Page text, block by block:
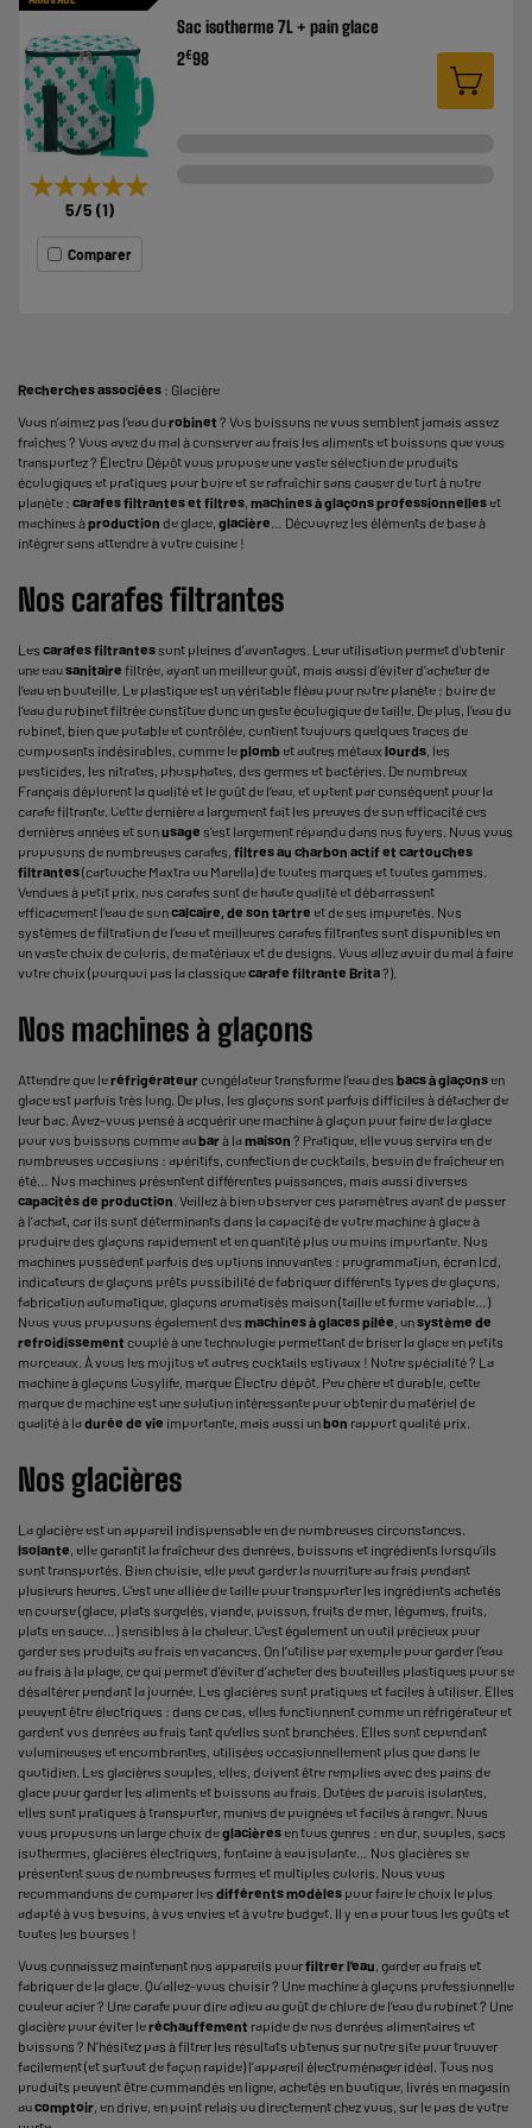
★★★★★
★★★★★
5/5 (1)
Comparer
Sac isotherme 7L + pain glace
2€98
Recherches associées : Glacière
Vous n’aimez pas l’eau durobinet ? Vos boissons ne vous semblent jamais assez
fraîches ? Vous avez du mal à conserver au frais les aliments et boissons que vous
transportez ? Électro Dépôt vous propose une vaste sélection de produits
écologiques et pratiques pour boire et se rafraîchir sans causer de tort à notre
planète : carafes filtrantes et filtres, machines à glaçons professionnelleset
machines àproduction de glace, glacière… Découvrez les éléments de base à
intégrer sans attendre à votre cuisine !
Nos carafes filtrantes
Les carafes filtrantessont pleines d’avantages. Leur utilisation permet d’obtenir
une eausanitaire filtrée, ayant un meilleur goût, mais aussi d’éviter d’acheter de
l’eau en bouteille. Le plastique est un véritable fléau pour notre planète : boire de
l’eau du robinet filtrée constitue donc un geste écologique de taille. De plus, l’eau du
robinet, bien que potable et contrôlée, contient toujours quelques traces de
composants indésirables, comme leplombet autres métaux lourds, les
pesticides, les nitrates, phosphates, des germes et bactéries. De nombreux
Français déplorent la qualité et le goût de l’eau, et optent par conséquent pour la
carafe filtrante. Cette dernière a largement fait les preuves de son efficacité ces
dernières années et sonusage s’est largement répandu dans nos foyers. Nous vous
proposons de nombreuses carafes, filtres au charbon actif et cartouches
filtrantes(cartouche Maxtra ou Marella) de toutes marques et toutes gammes.
Vendues à petit prix, nos carafes sont de haute qualité et débarrassent
efficacement l’eau de soncalcaire, de son tartre et de ses impuretés. Nos
systèmes de filtration de l’eau et meilleures carafes filtrantes sont disponibles en
un vaste choix de coloris, de matériaux et de designs. Vous allez avoir du mal à faire
votre choix (pourquoi pas la classiquecarafe filtrante Brita?).
Nos machines à glaçons
Attendre que leréfrigérateurcongélateur transforme l’eau des bacs à glaçonsen
glace est parfois très long. De plus, les glaçons sont parfois difficiles à détacher de
leur bac. Avez-vous pensé à acquérir une machine à glaçon pour faire de la glace
pour vos boissons comme aubarà lamaison ? Pratique, elle vous servira en de
nombreuses occasions : apéritifs, confection de cocktails, besoin de fraîcheur en
été… Nos machines présentent différentes puissances, mais aussi diverses
capacités de production. Veillez à bien observer ces paramètres avant de passer
à l’achat, car ils sont déterminants dans la capacité de votre machine à glace à
produire des glaçons rapidement et en quantité plus ou moins importante. Nos
machines possèdent parfois des options innovantes : programmation, écran lcd,
indicateurs de glaçons prêts possibilité de fabriquer différents types de glaçons,
fabrication automatique, glaçons aromatisés maison (taille et forme variable…)
Nous vous proposons également des machines à glaces pilée, unsystème de
refroidissement couplé à une technologie permettant de briser la glace en petits
morceaux. À vous les mojitos et autres cocktails estivaux ! Notre spécialité ? La
machine à glaçons Cosylife, marque Électro dépôt. Peu chère et durable, cette
marque de machine est une solution intéressante pour obtenir du matériel de
qualité à ladurée de vie importante, mais aussi unbon rapport qualité prix.
Nos glacières
La glacière est un appareil indispensable en de nombreuses circonstances.
Isolante, elle garantit la fraîcheur des denrées, boissons et ingrédients lorsqu’ils
sont transportés. Bien choisie, elle peut garder la nourriture au frais pendant
plusieurs heures. C’est une alliée de taille pour transporter les ingrédients achetés
en course (glace, plats surgelés, viande, poisson, fruits de mer, légumes, fruits,
plats en sauce…) sensibles à la chaleur. C’est également un outil précieux pour
garder ses produits au frais en vacances. On l’utilise par exemple pour garder l’eau
au frais à la plage, ce qui permet d’éviter d’acheter des bouteilles plastiques pour se
désaltérer pendant la journée. Les glacières sont pratiques et faciles à utiliser. Elles
peuvent être électriques : dans ce cas, elles fonctionnent comme un réfrigérateur et
gardent vos denrées au frais tant qu’elles sont branchées. Elles sont cependant
volumineuses et encombrantes, utilisées occasionnellement plus que dans le
quotidien. Les glacières souples, elles, doivent être remplies avec des pains de
glace pour garder les aliments et boissons au frais. Dotées de parois isolantes,
elles sont pratiques à transporter, munies de poignées et faciles à ranger. Nous
vous proposons un large choix deglacièresen tous genres : en dur, souples, sacs
isothermes, glacières électriques, fontaine à eau isolante… Nos glacières se
présentent sous de nombreuses formes et multiples coloris. Nous vous
recommandons de comparer les différents modèles pour faire le choix le plus
adapté à vos besoins, à vos envies et à votre budget. Il y en a pour tous les goûts et
toutes les bourses !
Vous connaissez maintenant nos appareils pourfiltrer l’eau, garder au frais et
fabriquer de la glace. Qu’allez-vous choisir ? Une machine à glaçons professionnelle
couleur acier ? Une carafe pour dire adieu au goût de chlore de l’eau du robinet ? Une
glacière pour éviter leréchauffement rapide de nos denrées alimentaires et
boissons ? N’hésitez pas à filtrer les résultats obtenus sur notre site pour trouver
facilement (et surtout de façon rapide) l’appareil électroménager idéal. Tous nos
produits peuvent être commandés en ligne, achetés en boutique, livrés en magasin
aucomptoir, en drive, en point relais ou directement chez vous, sur le pas de votre